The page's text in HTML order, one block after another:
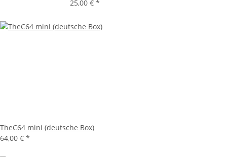
25,00 € *
TheC64 mini (deutsche Box)
64,00 € *